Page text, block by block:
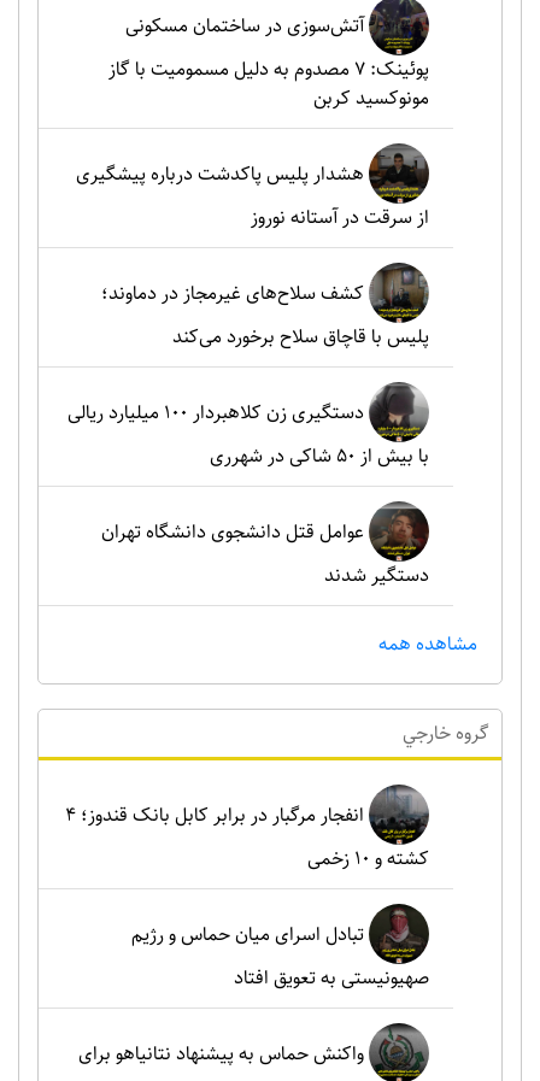
آتش‌سوزی در ساختمان مسکونی
پوئینک: 7 مصدوم به دلیل مسمومیت با گاز
مونوکسید کربن
هشدار پلیس پاکدشت درباره پیشگیری
از سرقت در آستانه نوروز
کشف سلاح‌های غیرمجاز در دماوند؛
پلیس با قاچاق سلاح برخورد می‌کند
دستگیری زن کلاهبردار ۱۰۰ میلیارد ریالی
با بیش از ۵۰ شاکی در شهرری
عوامل قتل دانشجوی دانشگاه تهران
دستگیر شدند
مشاهده همه
گروه خارجي
انفجار مرگبار در برابر کابل بانک قندوز؛ ۴
کشته و ۱۰ زخمی
تبادل اسرای میان حماس و رژیم
صهیونیستی به تعویق افتاد
واکنش حماس به پیشنهاد نتانیاهو برای